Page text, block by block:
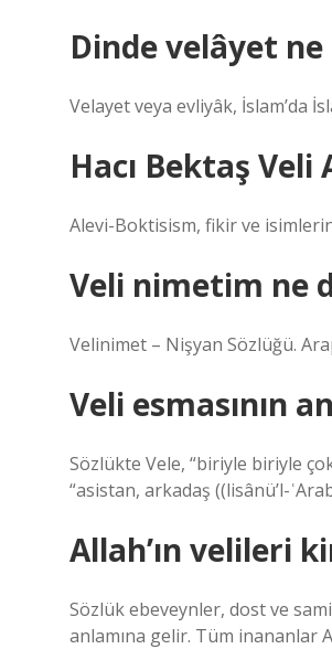
Dinde velâyet
Velayet veya evliyâk, İslam’da
Hacı Bektaş
Alevi-Boktisism, fikir ve
Veli nimetim ne
Veli esmasının
Sözlükte Vele, “biriyle biriyle
“asistan, arkadaş ((lisânü’l-
Allah’ın velileri
Sözlük ebeveynler, dost ve
anlamına gelir. Tüm inananlar